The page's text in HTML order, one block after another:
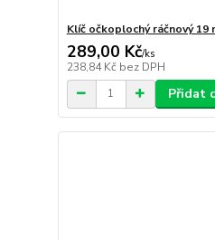
Klíč očkoplochý ráčnový 19
289,00 Kč/ks
238,84 Kč bez DPH
Přidat